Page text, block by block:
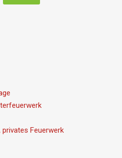
privates Feuerwerk